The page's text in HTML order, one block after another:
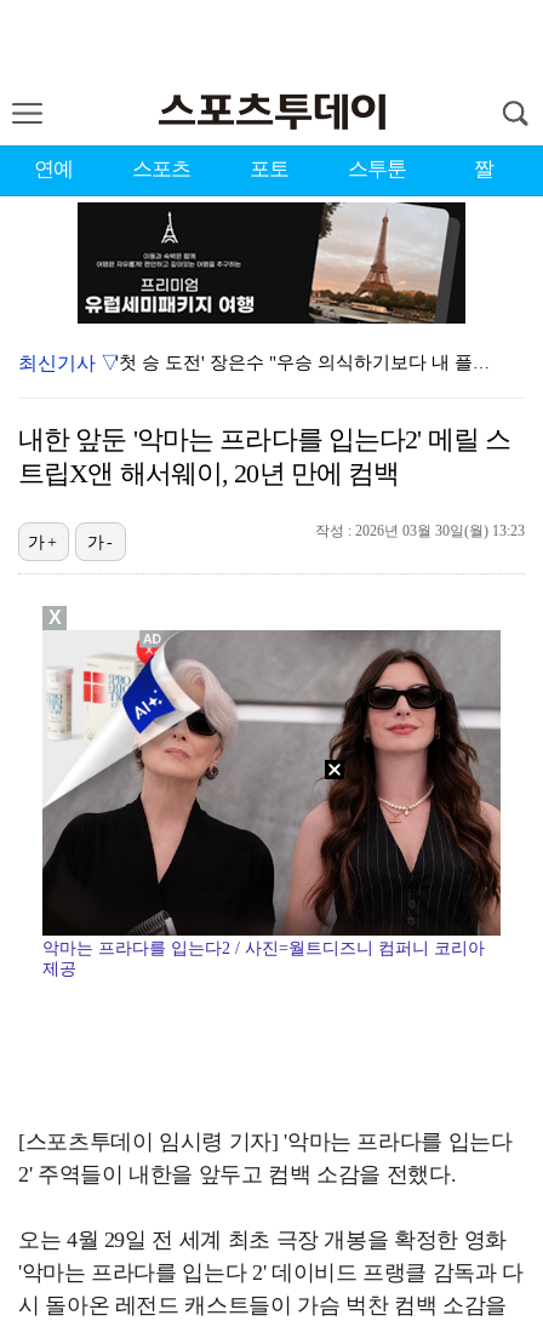
연예 스포츠 포토 스투툰 짤
'첫 승 도전' 장은수 "우승 의식하기보다 내 플레이에…
에스파, 고척돔 입성…공연 시작 40분 만에 첫 인사 …
[ST포토] 이강인, 환하게 웃으며
[ST포토] 이강인, 이적 후 밝아진 얼굴
[ST포토] 선수들 지켜보는 디에고 시메오네 감독
[ST포토] 오픈트레이닝 나서는 이강인
최신기사 ▽
내한 앞둔 '악마는 프라다를 입는다2' 메릴 스
트립X앤 해서웨이, 20년 만에 컴백
작성 : 2026년 03월 30일(월) 13:23
가+ 가-
악마는 프라다를 입는다2 / 사진=월트디즈니 컴퍼니 코리아
제공
[스포츠투데이 임시령 기자] '악마는 프라다를 입는다
2' 주역들이 내한을 앞두고 컴백 소감을 전했다.
오는 4월 29일 전 세계 최초 극장 개봉을 확정한 영화
'악마는 프라다를 입는다 2' 데이비드 프랭클 감독과 다
시 돌아온 레전드 캐스트들이 가슴 벅찬 컴백 소감을
X